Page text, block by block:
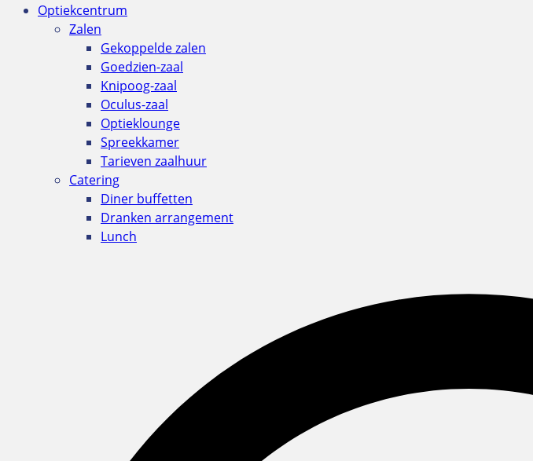
Optiekcentrum
Zalen
Gekoppelde zalen
Goedzien-zaal
Knipoog-zaal
Oculus-zaal
Optieklounge
Spreekkamer
Tarieven zaalhuur
Catering
Diner buffetten
Dranken arrangement
Lunch